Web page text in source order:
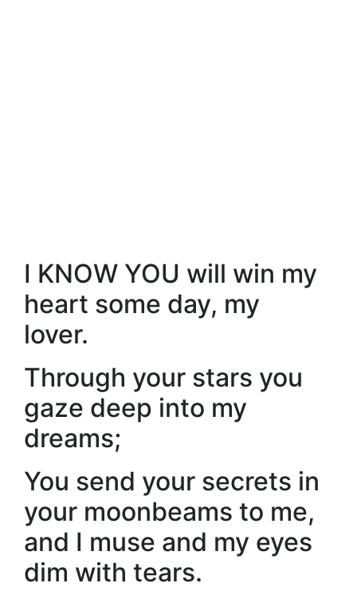
I KNOW YOU will win my
heart some day, my
lover.
Through your stars you
gaze deep into my
dreams;
You send your secrets in
your moonbeams to me,
and I muse and my eyes
dim with tears.